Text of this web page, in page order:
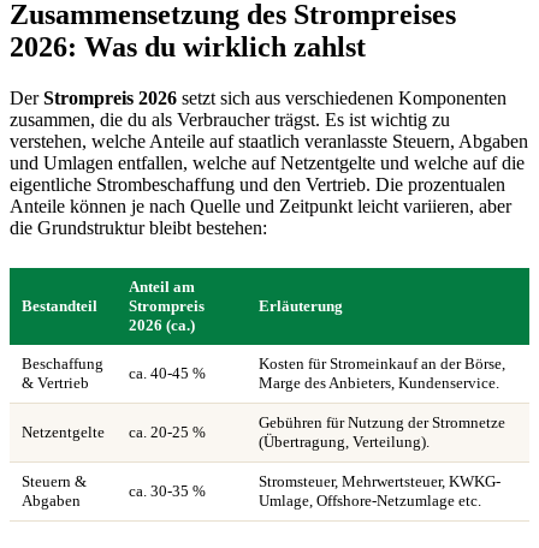
Zusammensetzung des Strompreises
2026: Was du wirklich zahlst
DerStrompreis 2026 setzt sich aus verschiedenen Komponenten
zusammen, die du als Verbraucher trägst. Es ist wichtig zu
verstehen, welche Anteile auf staatlich veranlasste Steuern, Abgaben
und Umlagen entfallen, welche auf Netzentgelte und welche auf die
eigentliche Strombeschaffung und den Vertrieb. Die prozentualen
Anteile können je nach Quelle und Zeitpunkt leicht variieren, aber
die Grundstruktur bleibt bestehen:
Bestandteil
Anteil am
Strompreis
2026 (ca.)
Erläuterung
Beschaffung
& Vertrieb
ca. 40-45 %
Kosten für Stromeinkauf an der Börse,
Marge des Anbieters, Kundenservice.
Netzentgelte ca. 20-25 %
Gebühren für Nutzung der Stromnetze
(Übertragung, Verteilung).
Steuern &
Abgaben
ca. 30-35 %
Stromsteuer, Mehrwertsteuer, KWKG-
Umlage, Offshore-Netzumlage etc.